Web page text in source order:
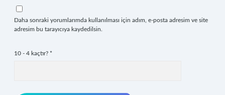
Daha sonraki yorumlarımda kullanılması için adım, e-posta adresim ve site
adresim bu tarayıcıya kaydedilsin.
10 - 4 kaçtır? *